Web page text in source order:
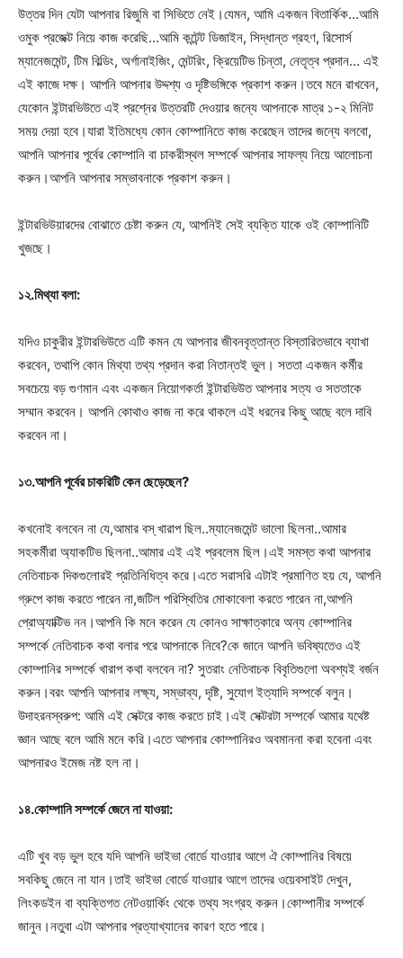
উত্তর দিন যেটা আপনার রিজুমি বা সিভিতে নেই।যেমন, আমি একজন বিতার্কিক…আমি
ওমুক প্রজেক্ট নিয়ে কাজ করেছি…আমি কন্টেন্ট ডিজাইন, সিদ্ধান্ত গ্রহণ, রিসোর্স
ম্যানেজমেন্ট, টিম বিল্ডিং, অর্গানাইজিং, মেন্টরিং, ক্রিয়েটিভ চিন্তা, নেতৃত্ব প্রদান… এই
এই কাজে দক্ষ। আপনি আপনার উদ্দশ্য ও দৃষ্টিভঙ্গিকে প্রকাশ করুন।তবে মনে রাখবেন,
যেকোন ইন্টারভিউতে এই প্রশ্নের উত্তরটি দেওয়ার জন্যে আপনাকে মাত্র ১-২ মিনিট
সময় দেয়া হবে।যারা ইতিমধ্যে কোন কোম্পানিতে কাজ করেছেন তাদের জন্যে বলবো,
আপনি আপনার পূর্বের কোম্পানি বা চাকরীস্থল সম্পর্কে আপনার সাফল্য নিয়ে আলোচনা
করুন।আপনি আপনার সম্ভাবনাকে প্রকাশ করুন।
ইন্টারভিউয়ারদের বোঝাতে চেষ্টা করুন যে, আপনিই সেই ব্যক্তি যাকে ওই কোম্পানিটি
খুজছে।
১২.মিথ্যা বলা:
যদিও চাকুরীর ইন্টারভিউতে এটি কমন যে আপনার জীবনবৃত্তান্ত বিস্তারিতভাবে ব্যাখা
করবেন, তথাপি কোন মিথ্যা তথ্য প্রদান করা নিতান্তই ভুল। সততা একজন কর্মীর
সবচেয়ে বড় গুণমান এবং একজন নিয়োগকর্তা ইন্টারভিউত আপনার সত্য ও সততাকে
সম্মান করবেন। আপনি কোথাও কাজ না করে থাকলে এই ধরনের কিছু আছে বলে দাবি
করবেন না।
১৩.আপনি পূর্বের চাকরিটি কেন ছেড়েছেন?
কখনোই বলবেন না যে,আমার বস্ খারাপ ছিল..ম্যানেজমেন্ট ভালো ছিলনা..আমার
সহকর্মীরা অ্যাকটিভ ছিলনা..আমার এই এই প্রবলেম ছিল।এই সমস্ত কথা আপনার
নেতিবাচক দিকগুলোরই প্রতিনিধিত্ব করে।এতে সরাসরি এটাই প্রমাণিত হয় যে, আপনি
গ্রুপে কাজ করতে পারেন না,জটিল পরিস্থিতির মোকাবেলা করতে পারেন না,আপনি
প্রোঅ্যাক্টিভ নন।আপনি কি মনে করেন যে কোনও সাক্ষাত্কারে অন্য কোম্পানির
সম্পর্কে নেতিবাচক কথা বলার পরে আপনাকে নিবে?কে জানে আপনি ভবিষ্যতেও এই
কোম্পানির সম্পর্কে খারাপ কথা বলবেন না? সুতরাং নেতিবাচক বিবৃতিগুলো অবশ্যই বর্জন
করুন।বরং আপনি আপনার লক্ষ্য, সম্ভাব্য, দৃষ্টি, সুযোগ ইত্যাদি সম্পর্কে বলুন।
উদাহরনস্বরুপ: আমি এই সেক্টরে কাজ করতে চাই।এই সেক্টরটা সম্পর্কে আমার যথেষ্ট
জ্ঞান আছে বলে আমি মনে করি।এতে আপনার কোম্পানিরও অবমাননা করা হবেনা এবং
আপনারও ইমেজ নষ্ট হল না।
১৪.কোম্পানি সম্পর্কে জেনে না যাওয়া:
এটি খুব বড় ভুল হবে যদি আপনি ভাইভা বোর্ডে যাওয়ার আগে ঐ কোম্পানির বিষয়ে
সবকিছু জেনে না যান।তাই ভাইভা বোর্ডে যাওয়ার আগে তাদের ওয়েবসাইট দেখুন,
লিংকডইন বা ব্যক্তিগত নেটওয়ার্কিং থেকে তথ্য সংগ্রহ করুন।কোম্পানীর সম্পর্কে
জানুন।নতুবা এটা আপনার প্রত্যাখ্যানের কারণ হতে পারে।